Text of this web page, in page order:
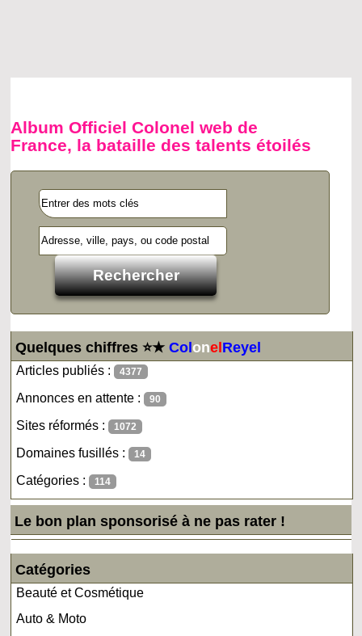
Album Officiel Colonel web de
France, la bataille des talents étoilés
Quelques chiffres ⭐★ColonelReyel
Articles publiés : 4377
Annonces en attente : 90
Sites réformés : 1072
Domaines fusillés : 14
Catégories : 114
Le bon plan sponsorisé à ne pas rater !
Catégories
Beauté et Cosmétique
Auto & Moto